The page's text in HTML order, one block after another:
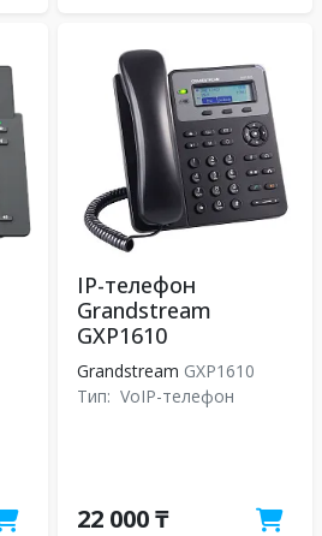
IP-телефон
Grandstream
GXP1610
Grandstream GXP1610
Тип: VoIP-телефон
22 000 ₸